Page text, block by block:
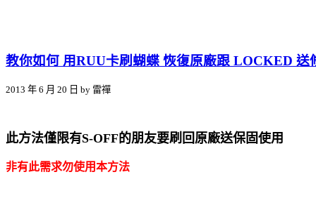
教你如何 用RUU卡刷蝴蝶 恢復原廠跟 LOCKED 送
2013 年 6 月 20 日 by 雷禪
此方法僅限有S-OFF的朋友要刷回原廠送保固使用
非有此需求勿使用本方法